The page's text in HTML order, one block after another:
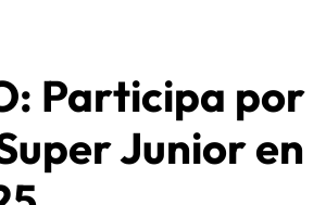
Participa por
Junior en